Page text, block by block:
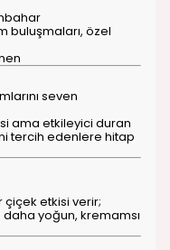
buluşmaları, özel
seven
ama etkileyici duran
tercih edenlere hitap
etkisi verir;
yoğun, kremamsı